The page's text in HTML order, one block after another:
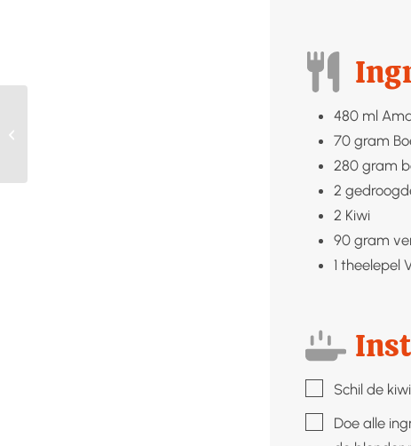
480 ml
70 gram
280 gram
2
2 Kiwi
90 gram
1 theelepel
▢Schil de
▢Doe alle